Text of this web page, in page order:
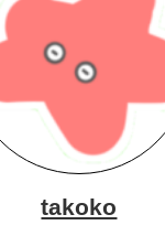
takoko